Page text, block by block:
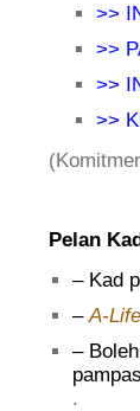
>>
>>
>>
>>
Pelan
– Kad
– A-
–
.